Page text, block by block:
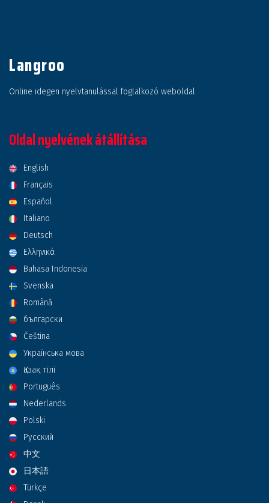
Langroo
Online idegen nyelvtanulással foglalkozó weboldal
Oldal nyelvének átállítása
English
Français
Español
Italiano
Deutsch
Ελληνικά
Bahasa Indonesia
Svenska
Română
български
Čeština
Українська мова
Қазақ тілі
Português
Nederlands
Polski
Русский
中文
日本語
Türkçe